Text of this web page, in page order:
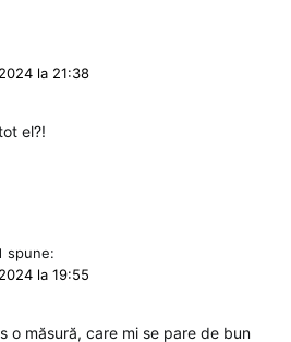
la 21:38
el?!
spune:
la 19:55
o măsură, care mi se pare de bun